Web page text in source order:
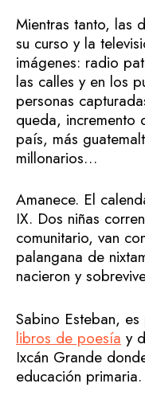
Mientras tanto, las
su curso y la
imágenes: radio
las calles y en los
personas
queda, incremento
país, más
millonarios…
Amanece. El
IX. Dos niñas
comunitario, van
palangana de
nacieron y
Sabino Esteban,
libros de poesía y
Ixcán Grande
educación primaria.